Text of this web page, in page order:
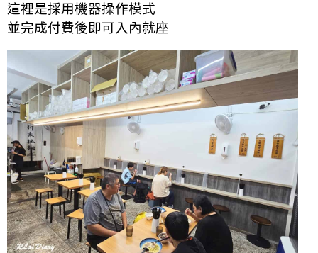
這裡是採用機器操作模式
並完成付費後即可入內就座